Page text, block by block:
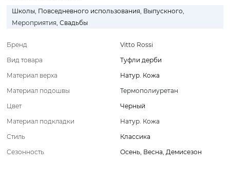
Школы, Повседневного использования, Выпускного,
Мероприятия, Свадьбы
Бренд
Vitto Rossi
Вид товара
Туфли дерби
Материал верха
Натур. Кожа
Материал подошвы
Термополиуретан
Цвет
Черный
Материал подкладки
Натур. Кожа
Стиль
Классика
Сезонность
Осень, Весна, Демисезон